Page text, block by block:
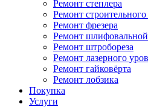
Ремонт степлера
Ремонт
Ремонт фрезера
Ремонт
Ремонт штробореза
Ремонт лазерного
Ремонт гайковёрта
Ремонт лобзика
Покупка
Услуги